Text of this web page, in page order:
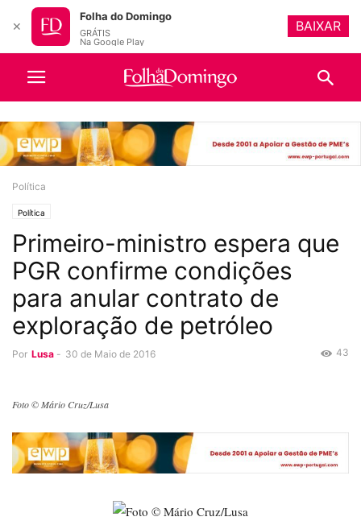
Política
Política
Primeiro-ministro espera que
PGR confirme condições
para anular contrato de
exploração de petróleo
Por Lusa - 30 de Maio de 2016 43
Foto © Mário Cruz/Lusa
✕
Folha do Domingo
GRÁTIS
Na Google Play
BAIXAR